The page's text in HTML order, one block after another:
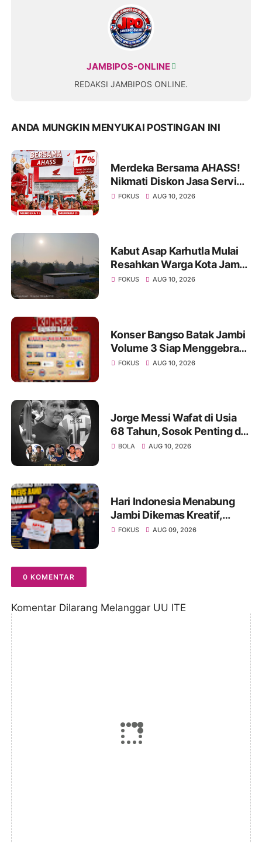
JAMBIPOS-ONLINE
REDAKSI JAMBIPOS ONLINE.
ANDA MUNGKIN MENYUKAI POSTINGAN INI
Merdeka Bersama AHASS!
Nikmati Diskon Jasa Service
17% Selama Agustus
FOKUS AUG 10, 2026
Kabut Asap Karhutla Mulai
Resahkan Warga Kota Jambi,
Pemadaman di Sungai
FOKUS AUG 10, 2026
Konser Bangso Batak Jambi
Volume 3 Siap Menggebrak!
Menampilkan Marsada Band
FOKUS AUG 10, 2026
Jorge Messi Wafat di Usia
68 Tahun, Sosok Penting di
Balik Perjalanan Karier
BOLA AUG 10, 2026
Hari Indonesia Menabung
Jambi Dikemas Kreatif,
Spontaneus Band Raih Juara
FOKUS AUG 09, 2026
0 KOMENTAR
Komentar Dilarang Melanggar UU ITE